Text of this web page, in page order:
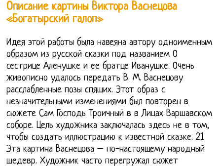
Описание картины Виктора Васнецова
«Богатырский галоп»
Идея этой работы была навеяна автору одноименным
образом из русской сказки под названием О
сестрице Аленушке и ее братце Иванушке. Очень
живописно удалось передать В. М. Васнецову
расслабленные позы спящих. Этот образ с
незначительными изменениями был повторен в
сюжете Сам Господь Троичный в в Лицах Варшавском
соборе. Цель художника заключалась здесь не в том,
чтобы создать иллюстрацию к известной сказке. 21
Эта картина Васнецова – по-настоящему народный
шедевр. Художник часто перегружал сюжет